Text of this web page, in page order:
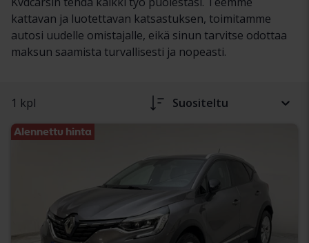
kattavan ja luotettavan katsastuksen, toimitamme
autosi uudelle omistajalle, eikä sinun tarvitse odottaa
maksun saamista turvallisesti ja nopeasti.
1 kpl Suositeltu
Alennettu hinta